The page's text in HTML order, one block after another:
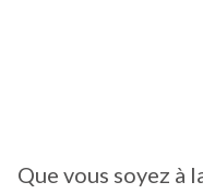
Que vous soyez à